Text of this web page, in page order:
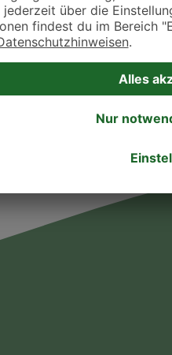
Tierarztsuche als Praxis